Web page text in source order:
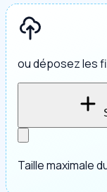
ou déposez les
Taille maximale